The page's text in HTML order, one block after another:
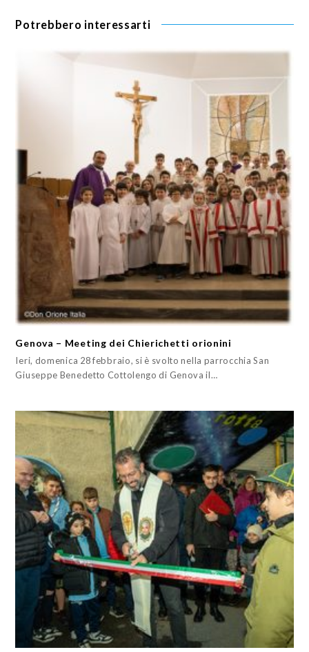
Potrebbero interessarti
Genova – Meeting dei Chierichetti orionini
Ieri, domenica 28 febbraio, si è svolto nella parrocchia San
Giuseppe Benedetto Cottolengo di Genova il…